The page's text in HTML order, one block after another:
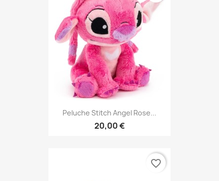
Peluche Stitch Angel Rose...
20,00 €
favorite_border